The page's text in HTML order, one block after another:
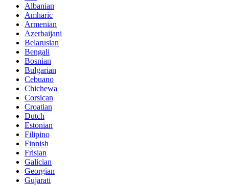
Albanian
Amharic
Armenian
Azerbaijani
Belarusian
Bengali
Bosnian
Bulgarian
Cebuano
Chichewa
Corsican
Croatian
Dutch
Estonian
Filipino
Finnish
Frisian
Galician
Georgian
Gujarati